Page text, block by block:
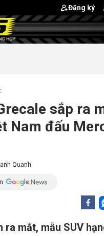
Đăng ký
sắp ra
Nam đấu
Quanh
ra mắt, mẫu SUV